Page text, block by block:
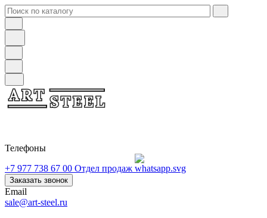
Телефоны
+7 977 738 67 00 Отдел продаж
Заказать звонок
Email
sale@art-steel.ru